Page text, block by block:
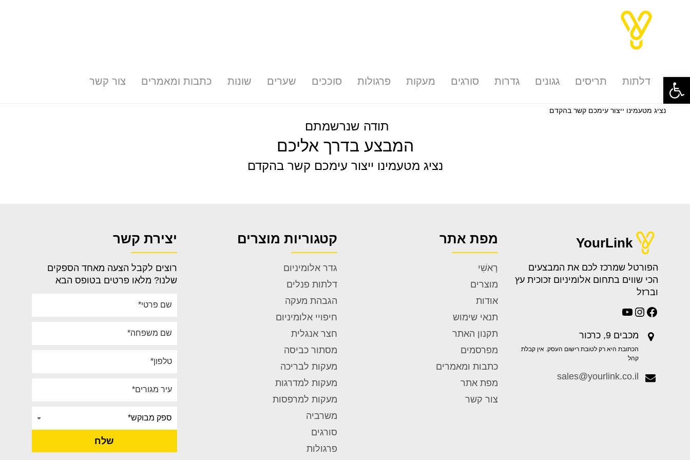
פתח סרגל נגישותדלתות תריסים גגונים גדרות סורגים מעקות פרגולות סוככים שערים שונות כתבות ומאמרים צור קשר
נציג מטעמינו ייצור עימכם קשר בהקדם
תודה שנרשמתם
המבצע בדרך אליכם
נציג מטעמינו ייצור עימכם קשר בהקדם
YourLink
הפורטל שמרכז לכם את המבצעים
הכי שווים בתחום אלומיניום זכוכית עץ
וברזל
מכבים 9, כרכור
הכתובת היא רק לטובת רישום העסק. אין קבלת
קהל
sales@yourlink.co.il
מפת אתר
רָאשִׁי
מוצרים
אודות
תנאי שימוש
תקנון האתר
מפרסמים
כתבות ומאמרים
מפת אתר
צור קשר
קטגוריות מוצרים
גדר אלומיניום
דלתות פנלים
הגבהת מעקה
חיפויי אלומיניום
חצר אנגלית
מסתור כביסה
מעקות לבריכה
מעקות למדרגות
מעקות למרפסות
משרביה
סורגים
פרגולות
יצירת קשר
רוצים לקבל הצעה מאחד הספקים
שלנו? מלאו פרטים בטופס הבא